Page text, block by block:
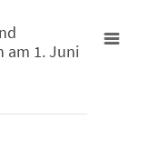
am 1. Juni seit
am 1. Juni